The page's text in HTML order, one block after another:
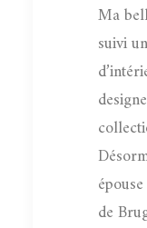
Ma
suivi
de